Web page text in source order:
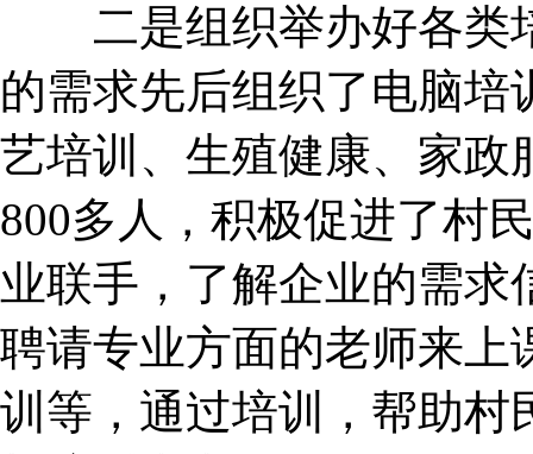
二是组织举办好各类
的需求先后组织了电脑
艺培训、生殖健康、家政
800多人，积极促进了村
业联手，了解企业的需
聘请专业方面的老师来上
训等，通过培训，帮助村